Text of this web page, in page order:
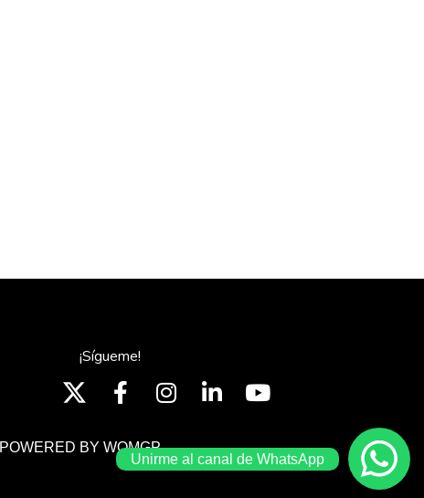
¡Sígueme!
POWERED BY WOMGP
Unirme al canal de WhatsApp